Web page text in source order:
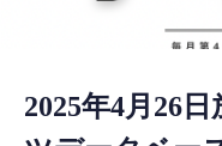
2025年4月26